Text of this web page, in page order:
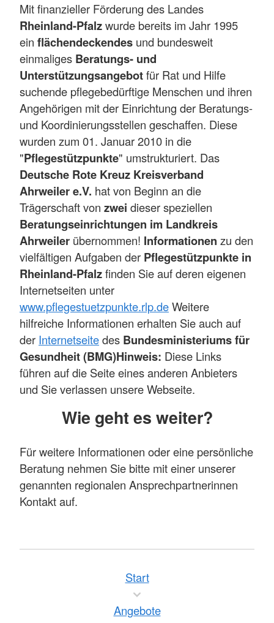
Mit finanzieller Förderung des Landes
Rheinland-Pfalzwurde bereits im Jahr 1995
ein flächendeckendes und bundesweit
einmaliges Beratungs- und
Unterstützungsangebotfür Rat und Hilfe
suchende pflegebedürftige Menschen und ihren
Angehörigen mit der Einrichtung der Beratungs-
und Koordinierungsstellen geschaffen. Diese
wurden zum 01. Januar 2010 in die
"Pflegestützpunkte" umstrukturiert. Das
Deutsche Rote Kreuz Kreisverband
Ahrweiler e.V. hat von Beginn an die
Trägerschaft von zwei dieser speziellen
Beratungseinrichtungen im Landkreis
Ahrweiler übernommen! Informationen zu den
vielfältigen Aufgaben der Pflegestützpunkte in
Rheinland-Pfalzfinden Sie auf deren eigenen
Internetseiten unter
www.pflegestuetzpunkte.rlp.deWeitere
hilfreiche Informationen erhalten Sie auch auf
der Internetseitedes Bundesministeriums für
Gesundheit (BMG)Hinweis: Diese Links
führen auf die Seite eines anderen Anbieters
und Sie verlassen unsere Webseite.
Wie geht es weiter?
Für weitere Informationen oder eine persönliche
Beratung nehmen Sie bitte mit einer unserer
genannten regionalen Ansprechpartnerinnen
Kontakt auf.
Start
Angebote